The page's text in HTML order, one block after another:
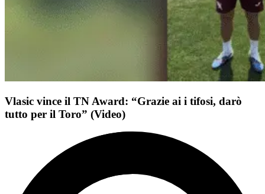
Vlasic vince il TN Award: “Grazie ai i tifosi, darò
tutto per il Toro” (Video)